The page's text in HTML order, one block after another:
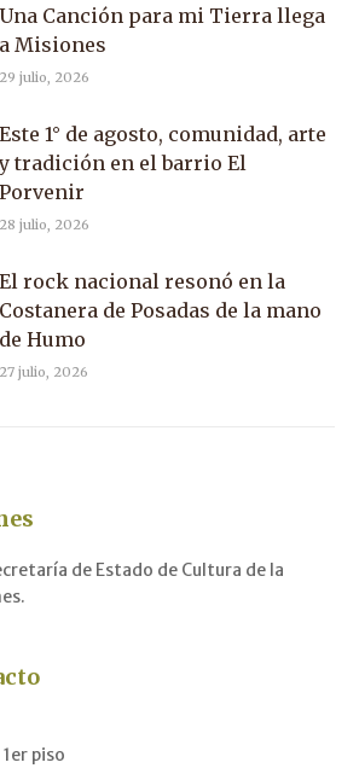
Una Canción para mi Tierra llega
a Misiones
29 julio, 2026
Este 1° de agosto, comunidad, arte
y tradición en el barrio El
Porvenir
28 julio, 2026
El rock nacional resonó en la
Costanera de Posadas de la mano
de Humo
27 julio, 2026
de Estado de Cultura de la
piso